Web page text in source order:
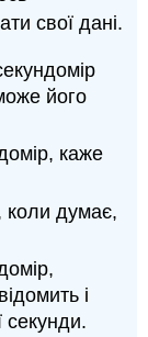
свої дані.
його
каже
коли думає,
і